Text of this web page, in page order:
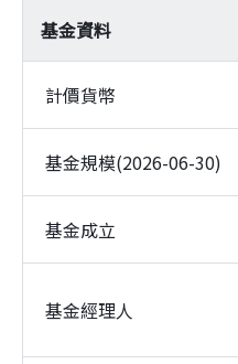
基金資料
計價貨幣
基金規模(2026-06-30)
基金成立
基金經理人